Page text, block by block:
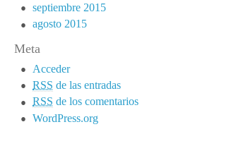
septiembre 2015
agosto 2015
Meta
Acceder
RSS de las entradas
RSS de los comentarios
WordPress.org